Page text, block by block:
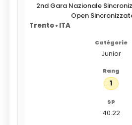
2nd Gara Nazionale
Open
Trento • ITA
Junior
1
40.22